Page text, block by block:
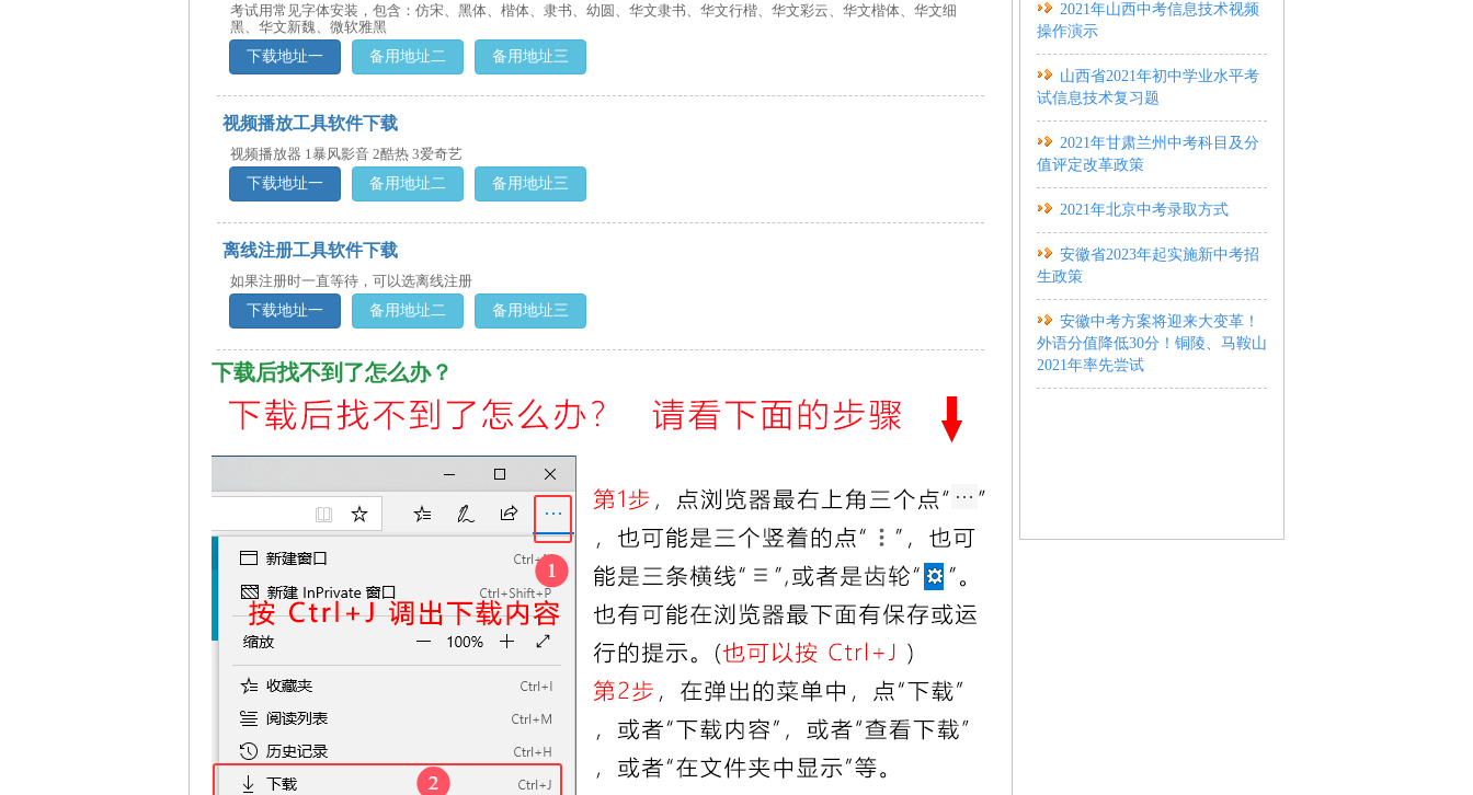
考试用常见字体安装，包含：仿宋、黑体、楷体、隶书、幼圆、华文隶书、华文行楷、华文彩云、华文楷体、华文细
黑、华文新魏、微软雅黑
下载地址一
备用地址二 备用地址三
视频播放工具软件下载
视频播放器 1暴风影音 2酷热 3爱奇艺
下载地址一
备用地址二 备用地址三
离线注册工具软件下载
如果注册时一直等待，可以选离线注册
下载地址一
备用地址二 备用地址三
下载后找不到了怎么办？
2021年山西中考信息技术视频
操作演示
山西省2021年初中学业水平考
试信息技术复习题
2021年甘肃兰州中考科目及分
值评定改革政策
2021年北京中考录取方式
安徽省2023年起实施新中考招
生政策
安徽中考方案将迎来大变革！
外语分值降低30分！铜陵、马鞍山
2021年率先尝试